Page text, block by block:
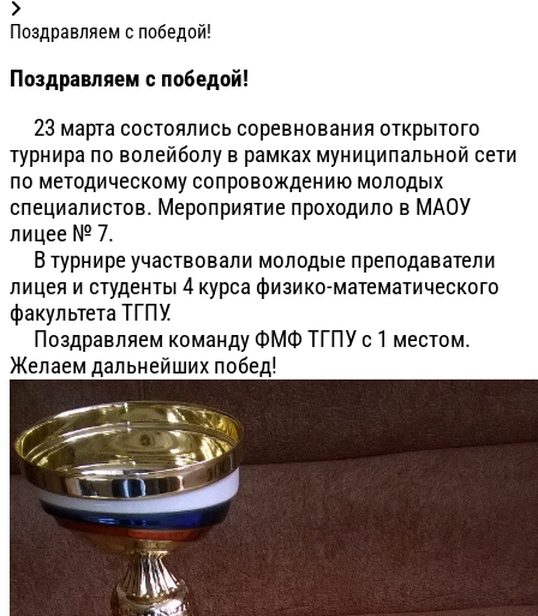
Поздравляем с победой!
Поздравляем с победой!
23 марта состоялись соревнования открытого
турнира по волейболу в рамках муниципальной сети
по методическому сопровождению молодых
специалистов. Мероприятие проходило в МАОУ
лицее № 7.
В турнире участвовали молодые преподаватели
лицея и студенты 4 курса физико-математического
факультета ТГПУ.
Поздравляем команду ФМФ ТГПУ с 1 местом.
Желаем дальнейших побед!